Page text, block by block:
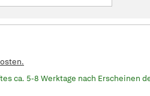
ca. 5-8 Werktage nach Erscheinen